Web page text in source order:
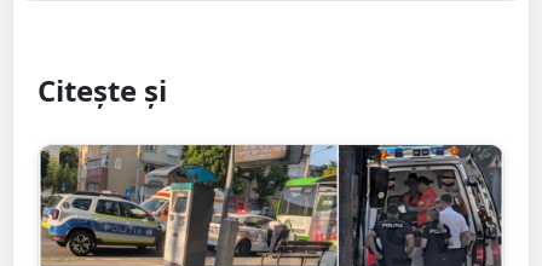
Citește și